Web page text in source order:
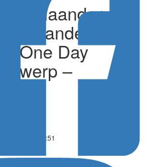
Vlaanderen
Flanders
One Day
–
2021 - 15:51